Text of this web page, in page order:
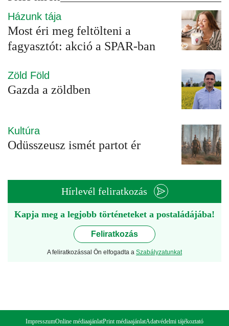
Házunk tája
Most éri meg feltölteni a
fagyasztót: akció a SPAR-ban
Zöld Föld
Gazda a zöldben
Kultúra
Odüsszeusz ismét partot ér
Hírlevél feliratkozás
Kapja meg a legjobb történeteket a postaládájába!
Feliratkozás
A feliratkozással Ön elfogadta a Szabályzatunkat
ImpresszumOnline médiaajánlatPrint médiaajánlatAdatvédelmi tájékoztató